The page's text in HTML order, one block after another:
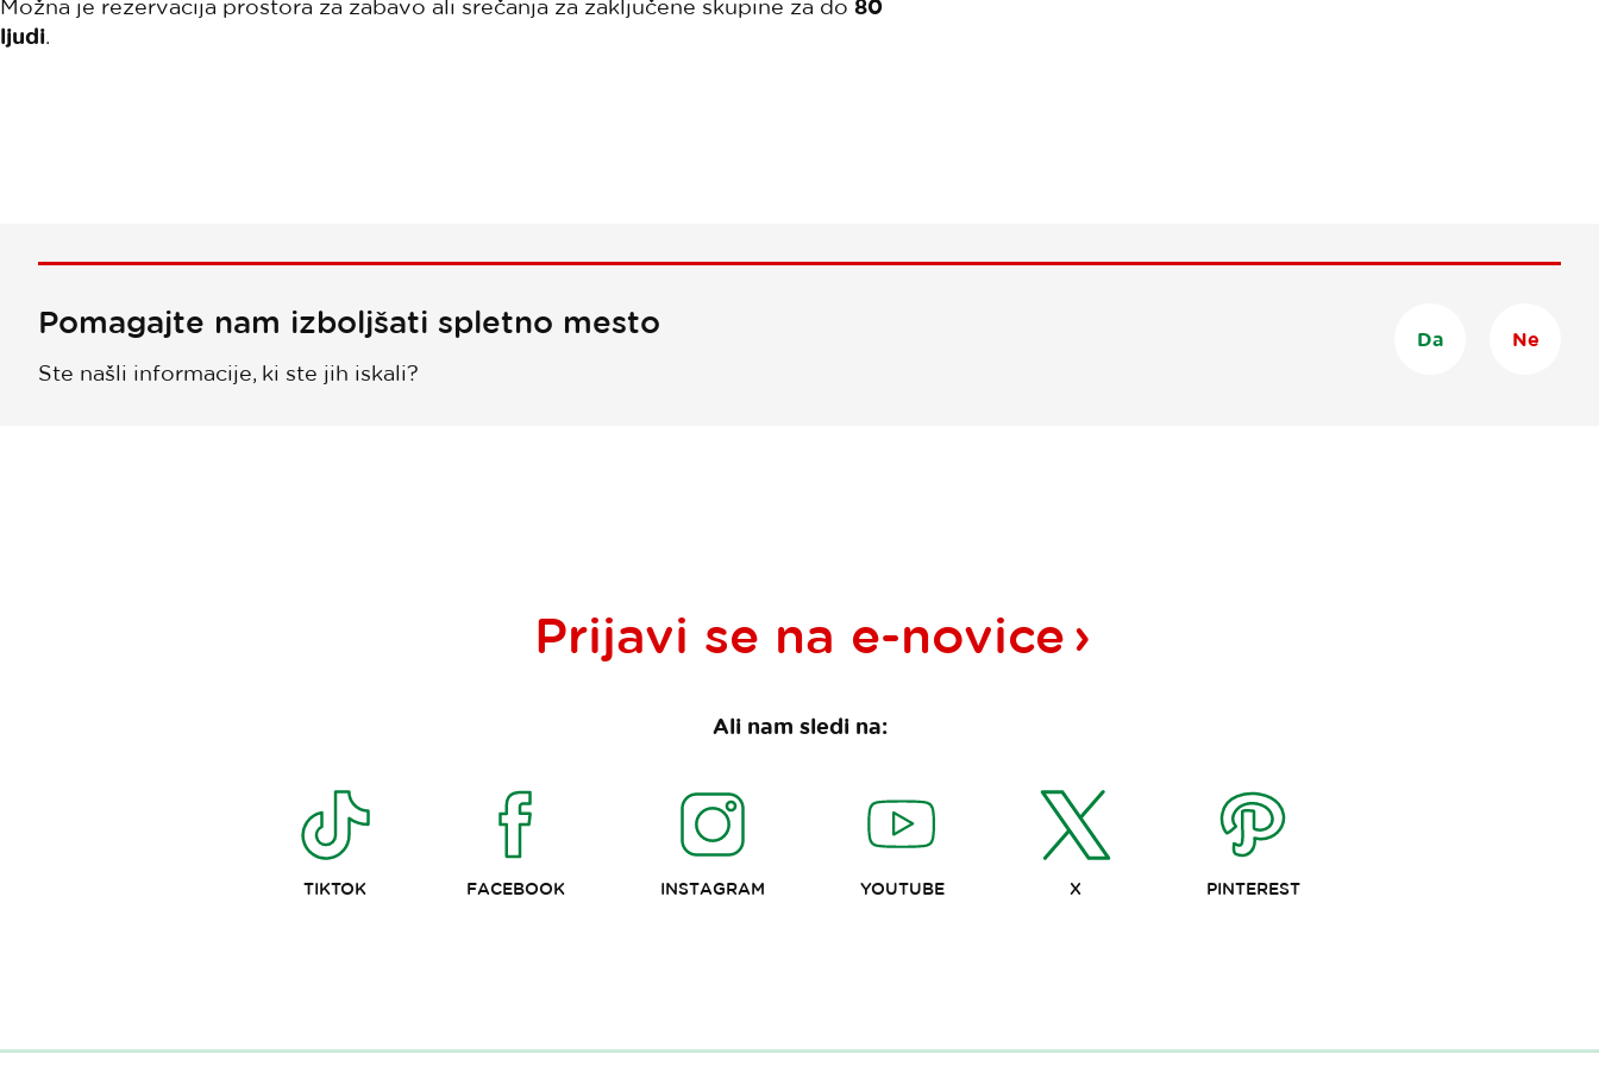
Možna je rezervacija prostora za zabavo ali srečanja za zaključene skupine za do 80
ljudi.
Pomagajte nam izboljšati spletno mesto
Ste našli informacije, ki ste jih iskali?
Da Ne
Prijavi se na e-novice
Ali nam sledi na:
TIKTOK FACEBOOK INSTAGRAM YOUTUBE X PINTEREST